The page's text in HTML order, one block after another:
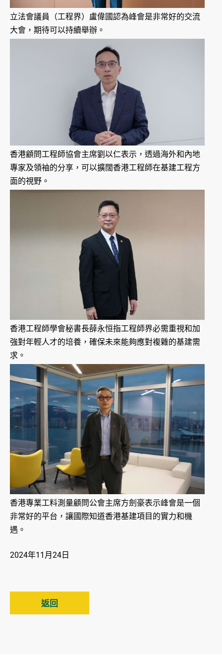
立法會議員（工程界）盧偉國認為峰會是非常好的交流
大會，期待可以持續舉辦。
香港顧問工程師協會主席劉以仁表示，透過海外和內地
專家及領袖的分享，可以擴闊香港工程師在基建工程方
面的視野。
香港工程師學會秘書長薛永恒指工程師界必需重視和加
強對年輕人才的培養，確保未來能夠應對複雜的基建需
求。
香港專業工料測量顧問公會主席方劍豪表示峰會是一個
非常好的平台，讓國際知道香港基建項目的實力和機
遇。
2024年11月24日
返回